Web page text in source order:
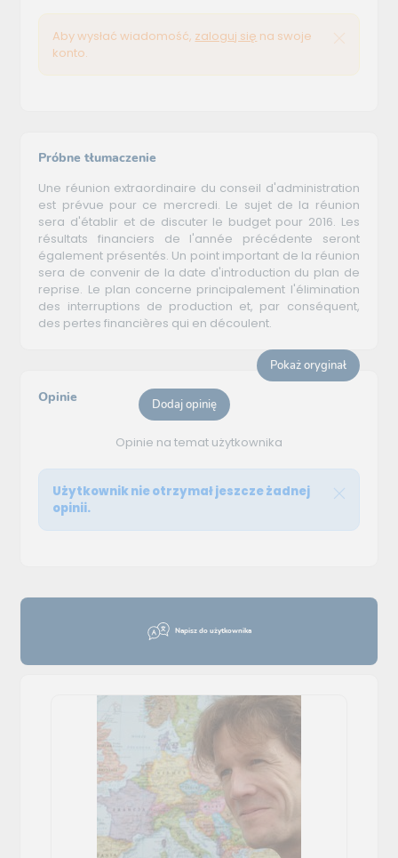
Napisz do użytkownika
Aby wysłać wiadomość, zaloguj się na swoje
konto.
Próbne tłumaczenie
Une réunion extraordinaire du conseil d'administration
est prévue pour ce mercredi. Le sujet de la réunion
sera d'établir et de discuter le budget pour 2016. Les
résultats financiers de l'année précédente seront
également présentés. Un point important de la réunion
sera de convenir de la date d'introduction du plan de
reprise. Le plan concerne principalement l'élimination
des interruptions de production et, par conséquent,
des pertes financières qui en découlent.
Pokaż oryginał
Opinie Dodaj opinię
Opinie na temat użytkownika
Użytkownik nie otrzymał jeszcze żadnej
opinii.